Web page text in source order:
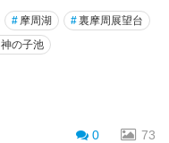
# 摩周湖 #裏摩周展望台
神の子池
0 73